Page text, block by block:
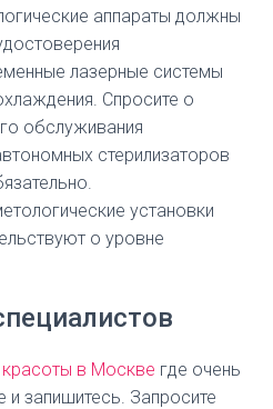
аппараты должны
лазерные системы
Спросите о
обслуживания
стерилизаторов
установки
о уровне
красоты в Москве где очень
и запишитесь. Запросите